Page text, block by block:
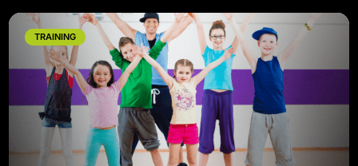
TRAINING